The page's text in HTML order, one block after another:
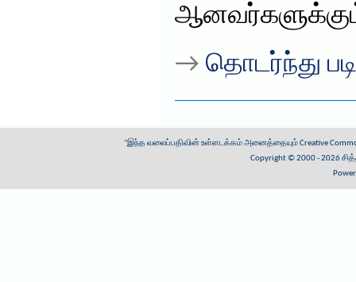
→ தொடர்ந்து
"இந்த வலைப்பதிவின் உள்ளடக்கம் அனைத்தையும்Creative
Copyright © 2000 - 2026